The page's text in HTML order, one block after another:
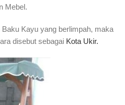
Mebel.
Kayu yang berlimpah, maka
disebut sebagai Kota Ukir.